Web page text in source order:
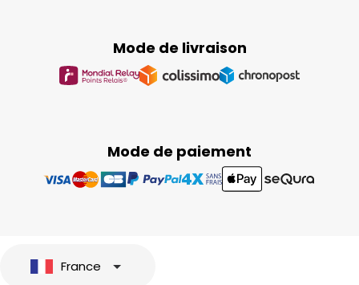
Mode de paiement
Mode de livraison
France